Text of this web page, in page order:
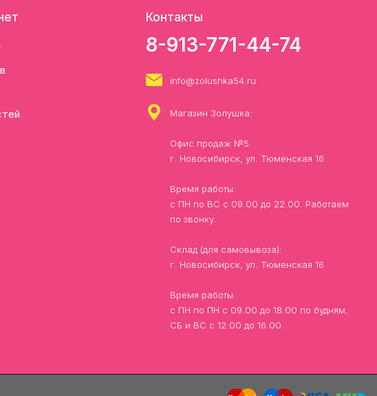
Контакты
8-913-771-44-74
info@zolushka54.ru
Магазин Золушка:
Офис продаж №5
г. Новосибирск, ул. Тюменская 16
Время работы:
с ПН по ВС с 09.00 до 22.00. Работаем
по звонку.
Склад (для самовывоза):
г. Новосибирск, ул. Тюменская 16
Время работы:
с ПН по ПН с 09.00 до 18.00 по будням,
СБ и ВС с 12.00 до 16.00.